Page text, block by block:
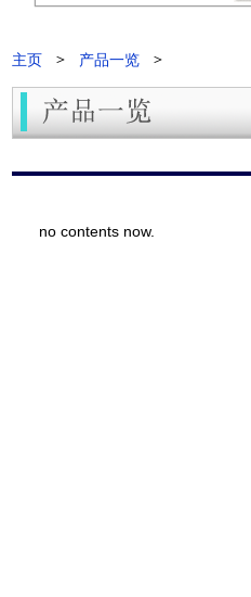
主页 产品一览
no contents now.